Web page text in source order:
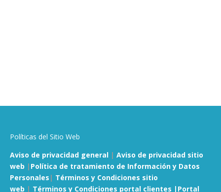
Políticas del Sitio Web
Aviso de privacidad general | Aviso de privacidad sitio
web | Política de tratamiento de Información y Datos
Personales | Términos y Condiciones sitio
web | Términos y Condiciones portal clientes | Portal